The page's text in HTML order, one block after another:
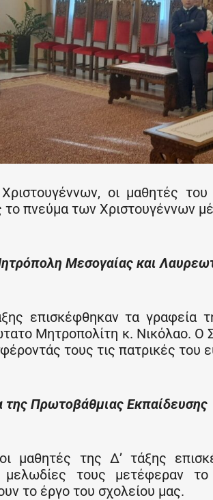
οι μαθητές
το πνεύμα των Χριστουγέννων
Μεσογαίας και
επισκέφθηκαν τα
Μητροπολίτη κ. Νικόλαο. Ο
τους τις πατρικές του
Πρωτοβάθμιας Εκπαίδευσης
μαθητές της Δ’ τάξης
τους μετέφεραν το
το έργο του σχολείου μας.